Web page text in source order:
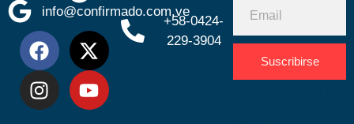
info@confirmado.com.ve
+58-0424-
229-3904
Suscribirse